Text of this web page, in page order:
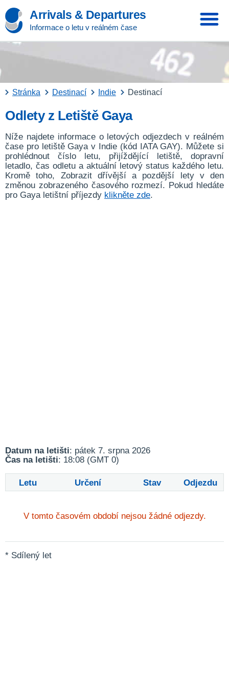
Arrivals & Departures
Informace o letu v reálném čase
Stránka Destinací Indie Destinací
Odlety z Letiště Gaya
Níže najdete informace o letových odjezdech v reálném
čase pro letiště Gaya v Indie (kód IATA GAY). Můžete si
prohlédnout číslo letu, přijíždějící letiště, dopravní
letadlo, čas odletu a aktuální letový status každého letu.
Kromě toho, Zobrazit dřívější a pozdější lety v den
změnou zobrazeného časového rozmezí. Pokud hledáte
pro Gaya letištní příjezdy klikněte zde.
Datum na letišti: pátek 7. srpna 2026
Čas na letišti: 18:08 (GMT 0)
Letu Určení Stav Odjezdu
V tomto časovém období nejsou žádné odjezdy.
* Sdílený let